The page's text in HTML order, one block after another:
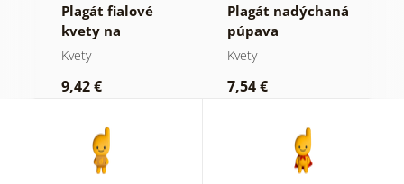
Plagát fialové
kvety na
abstraktnom
Kvety
9,42 €
Plagát nadýchaná
púpava
Kvety
7,54 €